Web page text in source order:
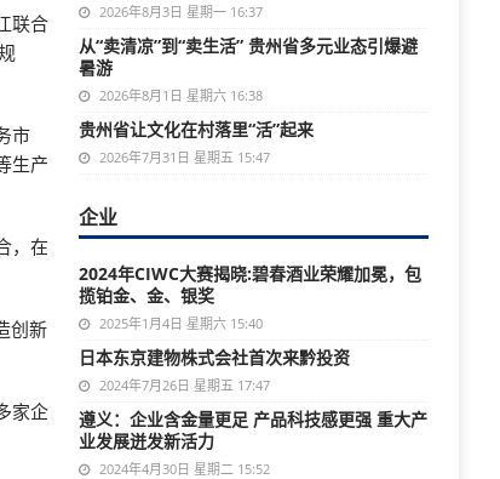
联合
市
生产
，在
创新
家企
2026年8月3日 星期一 16:37
从“卖清凉”到“卖生活” 贵州省多元业态引爆避
暑游
2026年8月1日 星期六 16:38
贵州省让文化在村落里“活”起来
2026年7月31日 星期五 15:47
企业
2024年CIWC大赛揭晓:碧春酒业荣耀加冕，包
揽铂金、金、银奖
2025年1月4日 星期六 15:40
日本东京建物株式会社首次来黔投资
2024年7月26日 星期五 17:47
遵义：企业含金量更足 产品科技感更强 重大产
业发展迸发新活力
2024年4月30日 星期二 15:52